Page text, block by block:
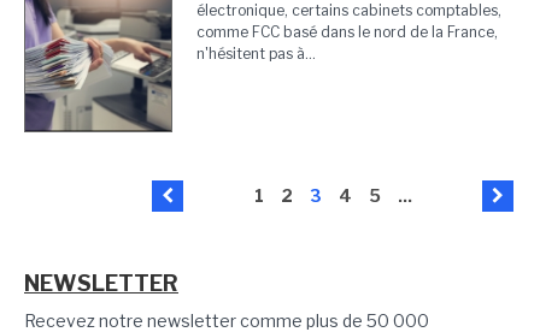
électronique, certains cabinets comptables,
comme FCC basé dans le nord de la France,
n'hésitent pas à...
1 2 3 4 5 ...
NEWSLETTER
Recevez notre newsletter comme plus de 50 000